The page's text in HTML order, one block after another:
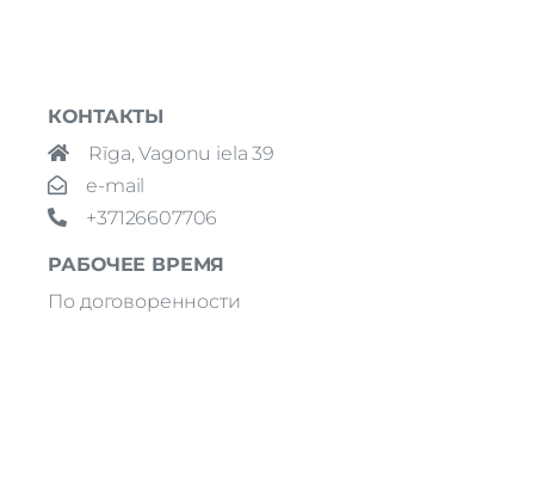
КОНТАКТЫ
Rīga, Vagonu iela 39
e-mail
+37126607706
РАБОЧЕЕ ВРЕМЯ
По договоренности